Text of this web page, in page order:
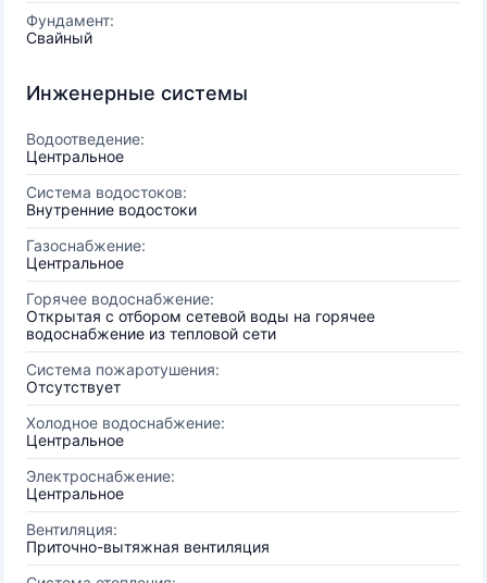
Фундамент:
Свайный
Инженерные системы
Водоотведение:
Центральное
Система водостоков:
Внутренние водостоки
Газоснабжение:
Центральное
Горячее водоснабжение:
Открытая с отбором сетевой воды на горячее
водоснабжение из тепловой сети
Система пожаротушения:
Отсутствует
Холодное водоснабжение:
Центральное
Электроснабжение:
Центральное
Вентиляция:
Приточно-вытяжная вентиляция